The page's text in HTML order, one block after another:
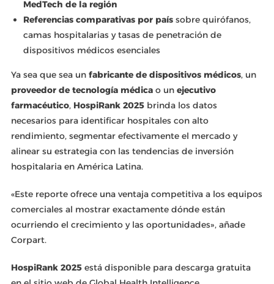
MedTech de la región
Referencias comparativas por paíssobre quirófanos,
camas hospitalarias y tasas de penetración de
dispositivos médicos esenciales
Ya sea que sea un fabricante de dispositivos médicos, un
proveedor de tecnología médicao un ejecutivo
farmacéutico, HospiRank 2025brinda los datos
necesarios para identificar hospitales con alto
rendimiento, segmentar efectivamente el mercado y
alinear su estrategia con las tendencias de inversión
hospitalaria en América Latina.
«Este reporte ofrece una ventaja competitiva a los equipos
comerciales al mostrar exactamente dónde están
ocurriendo el crecimiento y las oportunidades», añade
Corpart.
HospiRank 2025está disponible para descarga gratuita